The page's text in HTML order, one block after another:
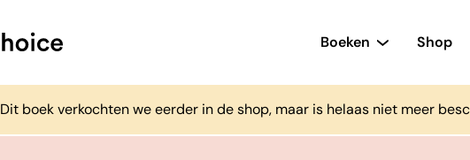
Boeken Shop
Dit boek verkochten we eerder in de shop, maar is helaas niet meer